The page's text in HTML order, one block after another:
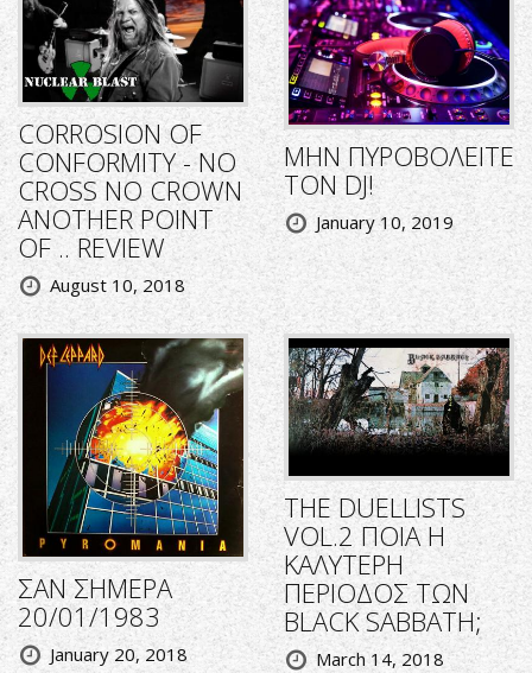
CORROSION OF
CONFORMITY - NO
CROSS NO CROWN
ANOTHER POINT
OF .. REVIEW
August 10, 2018
ΜΗΝ ΠΥΡΟΒΟΛΕΙΤΕ
ΤΟΝ DJ!
January 10, 2019
ΣΑΝ ΣΗΜΕΡΑ
20/01/1983
January 20, 2018
THE DUELLISTS
VOL.2 ΠΟΙΑ Η
ΚΑΛΥΤΕΡΗ
ΠΕΡΙΟΔΟΣ ΤΩΝ
BLACK SABBATH;
March 14, 2018